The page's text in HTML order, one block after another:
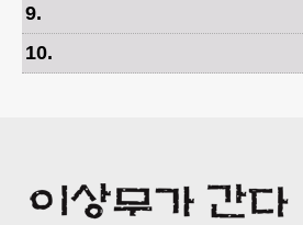
9.
10.